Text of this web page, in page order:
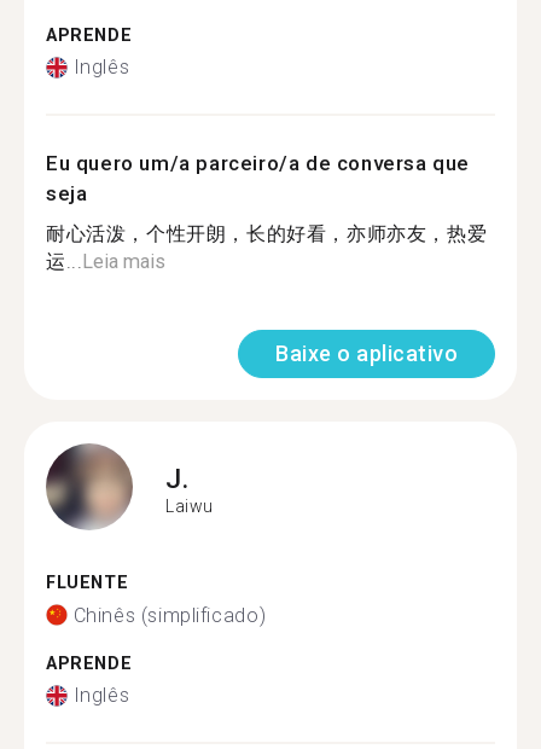
APRENDE
Inglês
Eu quero um/a parceiro/a de conversa que
seja
耐心活泼，个性开朗，长的好看，亦师亦友，热爱
运...Leia mais
Baixe o aplicativo
J.
Laiwu
FLUENTE
Chinês (simplificado)
APRENDE
Inglês